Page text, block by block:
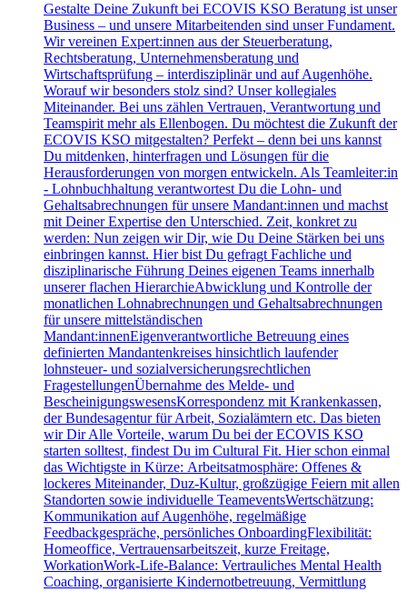
Gestalte Deine Zukunft bei ECOVIS KSO Beratung ist unser
Business – und unsere Mitarbeitenden sind unser Fundament.
Wir vereinen Expert:innen aus der Steuerberatung,
Rechtsberatung, Unternehmensberatung und
Wirtschaftsprüfung – interdisziplinär und auf Augenhöhe.
Worauf wir besonders stolz sind? Unser kollegiales
Miteinander. Bei uns zählen Vertrauen, Verantwortung und
Teamspirit mehr als Ellenbogen. Du möchtest die Zukunft der
ECOVIS KSO mitgestalten? Perfekt – denn bei uns kannst
Du mitdenken, hinterfragen und Lösungen für die
Herausforderungen von morgen entwickeln. Als Teamleiter:in
- Lohnbuchhaltung verantwortest Du die Lohn- und
Gehaltsabrechnungen für unsere Mandant:innen und machst
mit Deiner Expertise den Unterschied. Zeit, konkret zu
werden: Nun zeigen wir Dir, wie Du Deine Stärken bei uns
einbringen kannst. Hier bist Du gefragt Fachliche und
disziplinarische Führung Deines eigenen Teams innerhalb
unserer flachen HierarchieAbwicklung und Kontrolle der
monatlichen Lohnabrechnungen und Gehaltsabrechnungen
für unsere mittelständischen
Mandant:innenEigenverantwortliche Betreuung eines
definierten Mandantenkreises hinsichtlich laufender
lohnsteuer- und sozialversicherungsrechtlichen
FragestellungenÜbernahme des Melde- und
BescheinigungswesensKorrespondenz mit Krankenkassen,
der Bundesagentur für Arbeit, Sozialämtern etc. Das bieten
wir Dir Alle Vorteile, warum Du bei der ECOVIS KSO
starten solltest, findest Du im Cultural Fit. Hier schon einmal
das Wichtigste in Kürze: Arbeitsatmosphäre: Offenes &
lockeres Miteinander, Duz-Kultur, großzügige Feiern mit allen
Standorten sowie individuelle TeameventsWertschätzung:
Kommunikation auf Augenhöhe, regelmäßige
Feedbackgespräche, persönliches OnboardingFlexibilität:
Homeoffice, Vertrauensarbeitszeit, kurze Freitage,
WorkationWork-Life-Balance: Vertrauliches Mental Health
Coaching, organisierte Kindernotbetreuung, Vermittlung